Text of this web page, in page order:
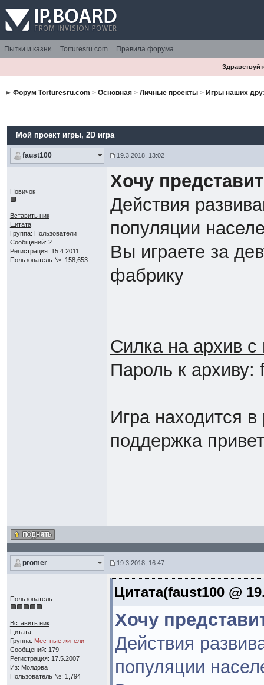
Пытки и казни Torturesru.com Правила форума
Форум Torturesru.com > Основная> Личные проекты> Игры наших
Мой проект игры, 2D игра
faust100 19.3.2018, 13:02
Новичок
Вставить ник
Цитата
Группа: Пользователи
Сообщений: 2
Регистрация: 15.4.2011
Пользователь №: 158,653
Хочу
Действия
популяции
Вы играете за
фабрику
Силка на архив с
Пароль к архиву:
Игра находится
поддержка
promer 19.3.2018, 16:47
Пользователь
Вставить ник
Цитата
Группа: Местные жители
Сообщений: 179
Регистрация: 17.5.2007
Из: Молдова
Пользователь №: 1,794
Цитата(faust100 @
Хочу
Действия
популяции